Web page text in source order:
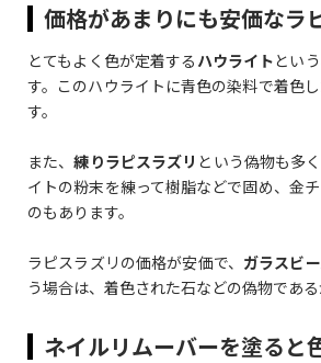
価格があまりにも安価なラ
とてもよく色が定着する ハウライトとい
す。このハウライトに青色の染料で着色
す。
また、練りラピスラズリ という偽物も多
イトの粉末を練って樹脂などで固め、金
のもあります。
ラピスラズリの価格が安価で、 ガラスビ
う場合は、着色された石などの偽物であ
ネイルリムーバーを塗ると